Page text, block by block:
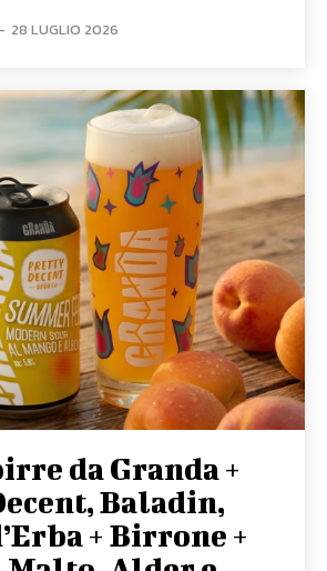
- 28 LUGLIO 2026
da Granda +
Baladin,
+ Birrone +